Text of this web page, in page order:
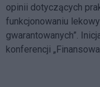
opinii dotyczących
funkcjonowaniu
gwarantowanych”.
konferencji